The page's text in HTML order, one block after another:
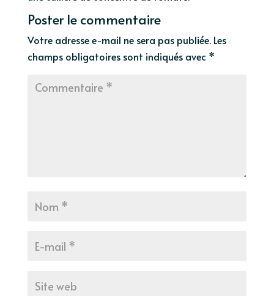
Poster le commentaire
Votre adresse e-mail ne sera pas publiée. Les
champs obligatoires sont indiqués avec *